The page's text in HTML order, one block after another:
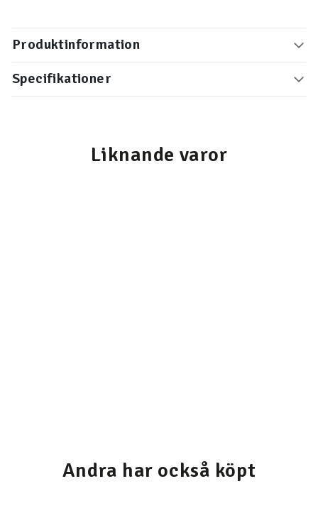
Produktinformation
Specifikationer
Liknande varor
Andra har också köpt